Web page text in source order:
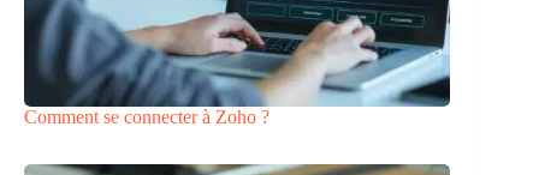
Comment se connecter à Zoho ?